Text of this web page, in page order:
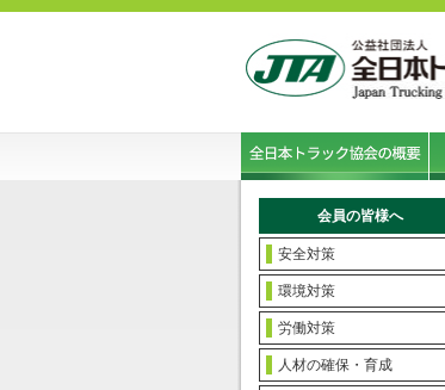
会員の皆様へ
安全対策
環境対策
労働対策
人材の確保・育成